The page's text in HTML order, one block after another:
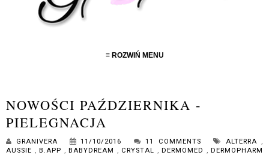
≡ ROZWIŃ MENU
NOWOŚCI PAŹDZIERNIKA -
PIELEGNACJA
GRANIVERA 11/10/2016 11 COMMENTS ALTERRA ,
AUSSIE , B.APP , BABYDREAM , CRYSTAL , DERMOMED , DERMOPHARM